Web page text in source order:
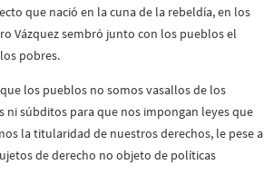
que nació en la cuna de la rebeldía, en los
Vázquez sembró junto con los pueblos el
pobres.
los pueblos no somos vasallos de los
ni súbditos para que nos impongan leyes que
la titularidad de nuestros derechos, le pese a
de derecho no objeto de políticas